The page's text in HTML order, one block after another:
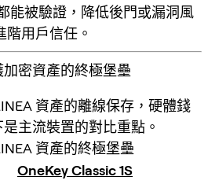
能被驗證，降低後門或漏洞風
用戶信任。
密資產的終極堡壘
資產的離線保存，硬體錢
主流裝置的對比重點。
資產的終極堡壘
OneKey Classic 1S